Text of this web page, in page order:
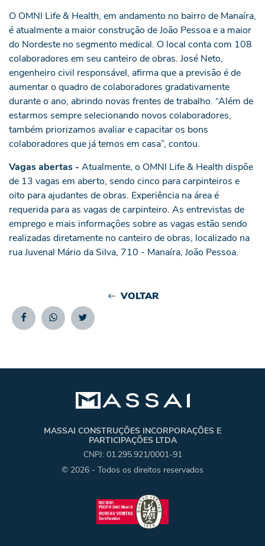
O OMNI Life & Health, em andamento no bairro de Manaíra,
é atualmente a maior construção de João Pessoa e a maior
do Nordeste no segmento medical. O local conta com 108
colaboradores em seu canteiro de obras. José Neto,
engenheiro civil responsável, afirma que a previsão é de
aumentar o quadro de colaboradores gradativamente
durante o ano, abrindo novas frentes de trabalho. “Além de
estarmos sempre selecionando novos colaboradores,
também priorizamos avaliar e capacitar os bons
colaboradores que já temos em casa”, contou.
Vagas abertas - Atualmente, o OMNI Life & Health dispõe
de 13 vagas em aberto, sendo cinco para carpinteiros e
oito para ajudantes de obras. Experiência na área é
requerida para as vagas de carpinteiro. As entrevistas de
emprego e mais informações sobre as vagas estão sendo
realizadas diretamente no canteiro de obras, localizado na
rua Juvenal Mário da Silva, 710 - Manaíra, João Pessoa.
VOLTAR
FacebookWhatsappTwitter
MASSAI CONSTRUÇÕES INCORPORAÇÕES E
PARTICIPAÇÕES LTDA
CNPJ: 01.295.921/0001-91
© 2026 - Todos os direitos reservados